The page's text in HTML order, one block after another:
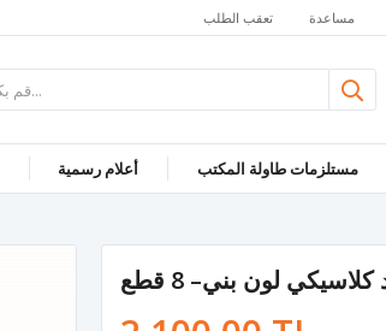
تعقب الطلب مساعدة
أعلام رسمية مستلزمات طاولة المكتب
لون بني– 8 قطع